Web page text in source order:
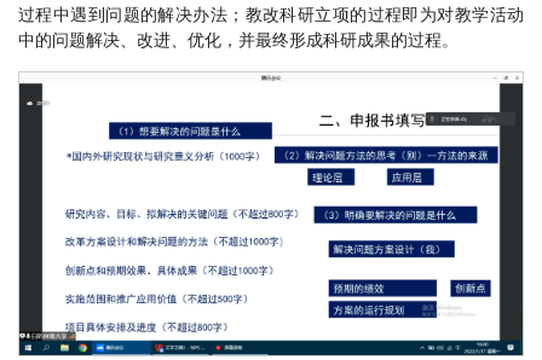
过程中遇到问题的解决办法；教改科研立项的过程即为对教学活动
中的问题解决、改进、优化，并最终形成科研成果的过程。